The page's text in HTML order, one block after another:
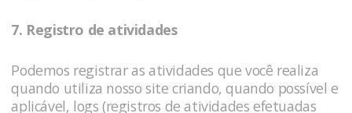
7. Registro de atividades
Podemos registrar as atividades que você realiza
quando utiliza nosso site criando, quando possível e
aplicável, logs (registros de atividades efetuadas